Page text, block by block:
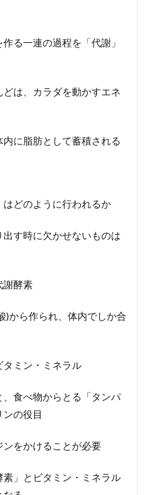
る一連の過程を「代謝」
は、カラダを動かすエネ
に脂肪として蓄積される
どのように行われるか
す時に欠かせないものは
酵素
られ、体内でしか合
ミン・ミネラル
食べ物からとる「タンパ
の役目
をかけることが必要
」とビタミン・ミネラル